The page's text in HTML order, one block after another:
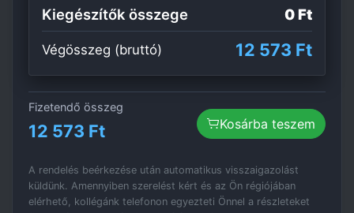
Kiegészítők összege 0 Ft
Végösszeg (bruttó) 12 573 Ft
Fizetendő összeg
12 573 Ft Kosárba teszem
A rendelés beérkezése után automatikus visszaigazolást
küldünk. Amennyiben szerelést kért és az Ön régiójában
elérhető, kollégánk telefonon egyezteti Önnel a részleteket